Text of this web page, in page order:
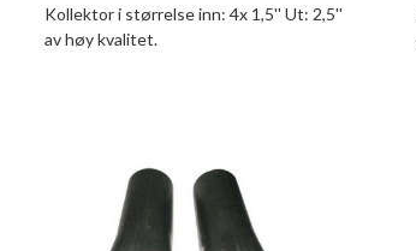
Kollektor i størrelse inn: 4x 1,5'' Ut: 2,5''
av høy kvalitet.